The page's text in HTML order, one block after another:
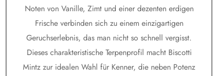
Noten von Vanille, Zimt und einer dezenten erdigen
Frische verbinden sich zu einem einzigartigen
Geruchserlebnis, das man nicht so schnell vergisst.
Dieses charakteristische Terpenprofil macht Biscotti
Mintz zur idealen Wahl für Kenner, die neben Potenz